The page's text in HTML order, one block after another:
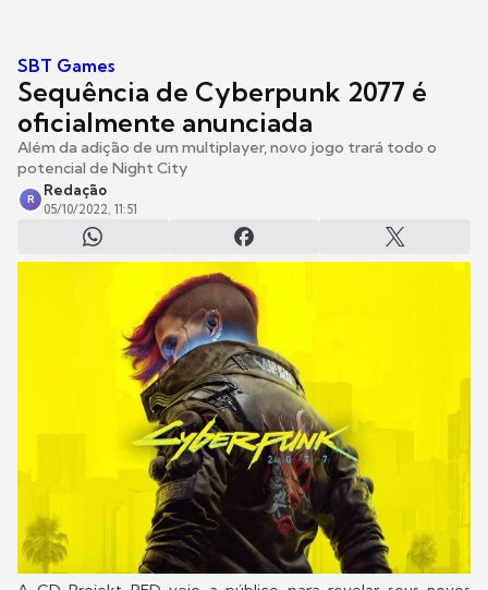
SBT Games
Sequência de Cyberpunk 2077 é
oficialmente anunciada
Além da adição de um multiplayer, novo jogo trará todo o
potencial de Night City
R
Redação
05/10/2022, 11:51